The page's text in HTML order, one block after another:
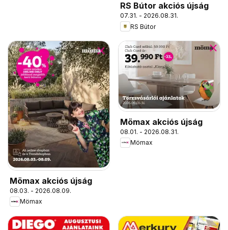
RS Bútor akciós újság
07.31. - 2026.08.31.
RS Bútor
Mömax akciós újság
08.03. - 2026.08.09.
Mömax
Mömax akciós újság
08.01. - 2026.08.31.
Mömax